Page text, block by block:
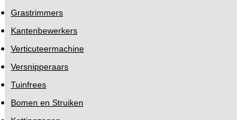
Grastrimmers
Kantenbewerkers
Verticuteermachine
Versnipperaars
Tuinfrees
Bomen en Struiken